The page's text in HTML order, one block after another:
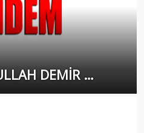
DEMİR …